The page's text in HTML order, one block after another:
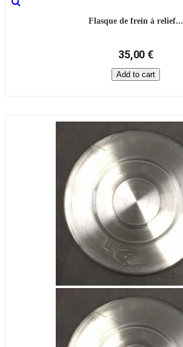
Flasque de frein à relief...
35,00 €
Add to cart